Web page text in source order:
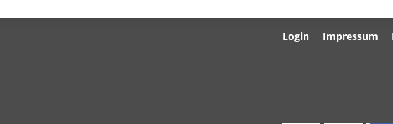
Navigation
Login Impressum